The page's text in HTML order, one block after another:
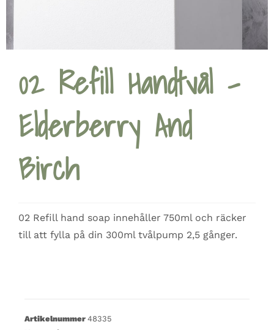
02 Refill Handtvål –
Elderberry And
Birch
02 Refill hand soap innehåller 750ml och räcker
till att fylla på din 300ml tvålpump 2,5 gånger.
Artikelnummer 48335